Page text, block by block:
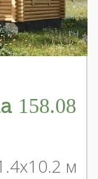
158.08
м